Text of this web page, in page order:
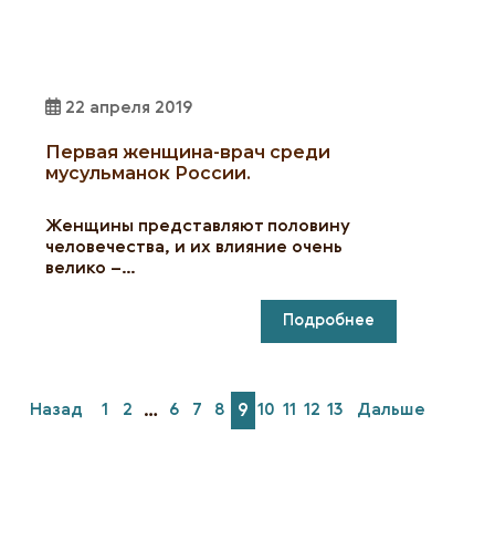
22 апреля 2019
Первая женщина-врач среди
мусульманок России.
Женщины представляют половину
человечества, и их влияние очень
велико –…
Подробнее
Назад 1 2 … 6 7 8 9 10 11 12 13 Дальше